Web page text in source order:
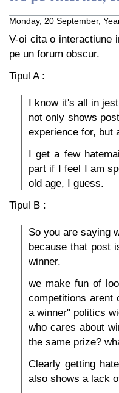
Monday, 20 September,
V-oi cita o interactiune
pe un forum obscur.
Tipul A :
I know it's all in
not only shows
experience for, but
I get a few
part if I feel I am
old age, I guess.
Tipul B :
So you are saying
because that post
winner.
we make fun of
competitions arent
a winner" politics
who cares about
the same prize?
Clearly getting
also shows a lack